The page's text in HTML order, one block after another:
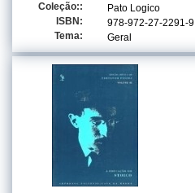
Coleção::
Pato Logico
ISBN:
978-972-27-2291-9
Tema:
Geral